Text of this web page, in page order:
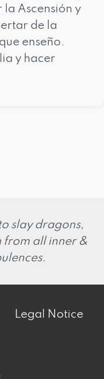
la Ascensión y
de la
enseño.
y hacer
slay dragons,
from all inner &
Legal Notice